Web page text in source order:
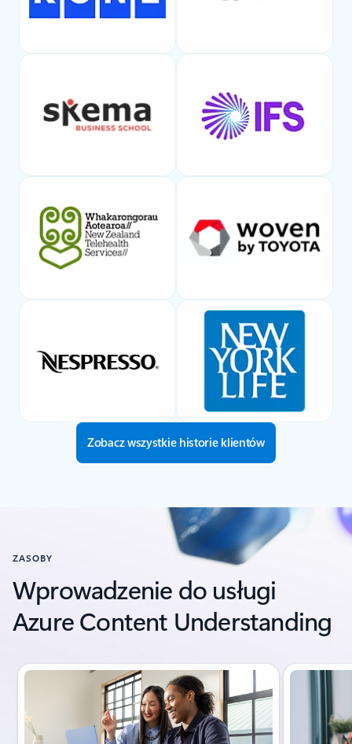
Zobacz wszystkie historie klientów
ZASOBY
Wprowadzenie do usługi
Azure Content Understanding
Pokazywanie slajdu 1 z 3